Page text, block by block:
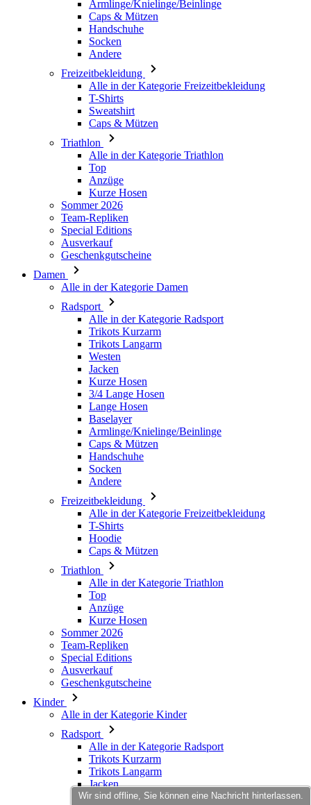
Freizeitbekleidung
Alle in der Kategorie Freizeitbekleidung
T-Shirts
Sweatshirt
Caps & Mützen
Triathlon
Alle in der Kategorie Triathlon
Top
Anzüge
Kurze Hosen
Sommer 2026
Team-Repliken
Special Editions
Ausverkauf
Geschenkgutscheine
Damen
Alle in der Kategorie Damen
Radsport
Alle in der Kategorie Radsport
Trikots Langarm
Westen
Jacken
Kurze Hosen
3/4 Lange Hosen
Lange Hosen
Baselayer
Armlinge/Knielinge/Beinlinge
Caps & Mützen
Handschuhe
Socken
Andere
Freizeitbekleidung
Alle in der Kategorie Freizeitbekleidung
T-Shirts
Hoodie
Caps & Mützen
Triathlon
Alle in der Kategorie Triathlon
Top
Anzüge
Kurze Hosen
Sommer 2026
Team-Repliken
Special Editions
Ausverkauf
Geschenkgutscheine
Kinder
Alle in der Kategorie Kinder
Radsport
Alle in der Kategorie Radsport
Trikots Langarm
Jacken
Kurze Hosen
Lange Hosen
Armlinge/Knielinge/Beinlinge
Handschuhe
Sommer 2026
Team-Repliken
Wir sind offline, Sie können eine Nachricht hinterlassen.